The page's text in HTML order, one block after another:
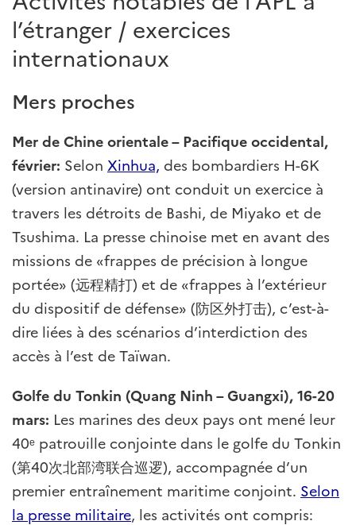
l’étranger / exercices
internationaux
Mers proches
Mer de Chine orientale – Pacifique occidental,
février: Selon Xinhua, des bombardiers H-6K
(version antinavire) ont conduit un exercice à
travers les détroits de Bashi, de Miyako et de
Tsushima. La presse chinoise met en avant des
missions de «frappes de précision à longue
portée» (远程精打) et de «frappes à l’extérieur
du dispositif de défense» (防区外打击), c’est-à-
dire liées à des scénarios d’interdiction des
accès à l’est de Taïwan.
Golfe du Tonkin (Quang Ninh – Guangxi), 16-20
mars: Les marines des deux pays ont mené leur
40ᵉ patrouille conjointe dans le golfe du Tonkin
(第40次北部湾联合巡逻), accompagnée d’un
premier entraînement maritime conjoint. Selon
la presse militaire, les activités ont compris: